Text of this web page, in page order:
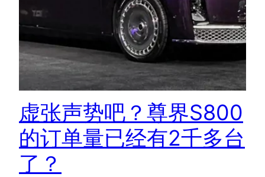
虚张声势吧？尊界S800
的订单量已经有2千多台
了？